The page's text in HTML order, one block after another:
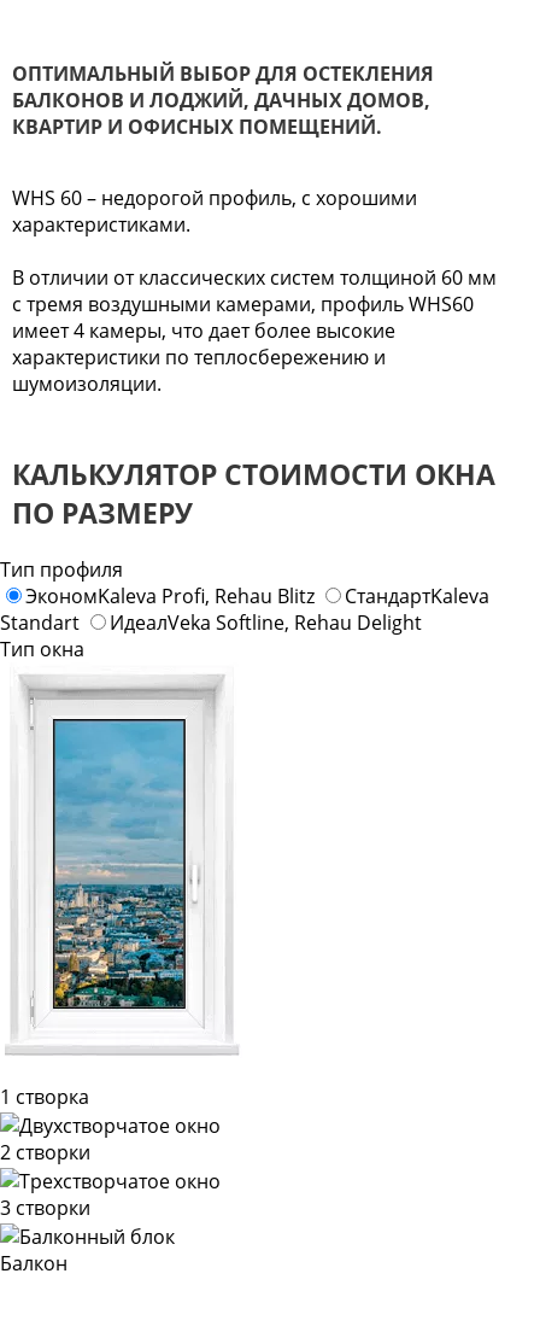
ОПТИМАЛЬНЫЙ ВЫБОР ДЛЯ ОСТЕКЛЕНИЯ
БАЛКОНОВ И ЛОДЖИЙ, ДАЧНЫХ ДОМОВ,
КВАРТИР И ОФИСНЫХ ПОМЕЩЕНИЙ.
WHS 60 – недорогой профиль, с хорошими
характеристиками.
В отличии от классических систем толщиной 60 мм
с тремя воздушными камерами, профиль WHS60
имеет 4 камеры, что дает более высокие
характеристики по теплосбережению и
шумоизоляции.
КАЛЬКУЛЯТОР СТОИМОСТИ ОКНА
ПО РАЗМЕРУ
Тип профиля
ЭкономKaleva Profi, Rehau Blitz СтандартKaleva
Standart
ИдеалVeka Softline, Rehau Delight
Тип окна
1 створка
2 створки
3 створки
Балкон